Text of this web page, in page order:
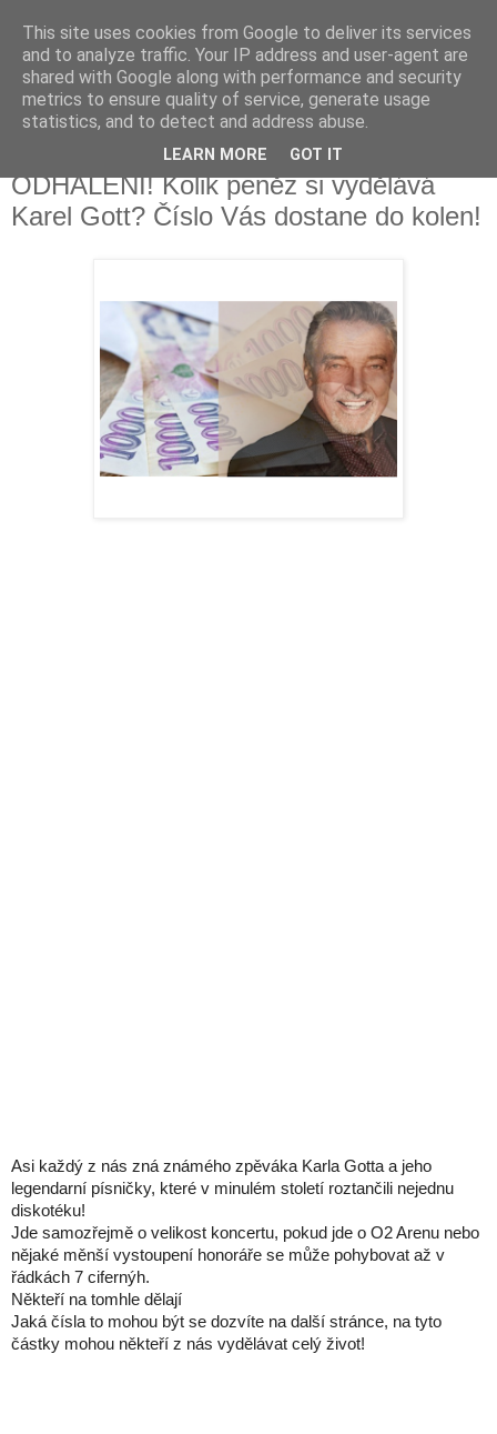
Fakečlánky
Věř všemu co tady vidíš.
neděle 15. července 2018
ODHALENÍ! Kolik peněz si vydělává
Karel Gott? Číslo Vás dostane do kolen!
Asi každý z nás zná známého zpěváka Karla Gotta a jeho
legendarní písničky, které v minulém století roztančili nejednu
diskotéku!
Jde samozřejmě o velikost koncertu, pokud jde o O2 Arenu nebo
nějaké měnší vystoupení honoráře se může pohybovat až v
řádkách 7 cifernýh.
Někteří na tomhle dělají
Jaká čísla to mohou být se dozvíte na další stránce, na tyto
částky mohou někteří z nás vydělávat celý život!
This site uses cookies from Google to deliver its services
and to analyze traffic. Your IP address and user-agent are
shared with Google along with performance and security
metrics to ensure quality of service, generate usage
statistics, and to detect and address abuse.
LEARN MORE GOT IT